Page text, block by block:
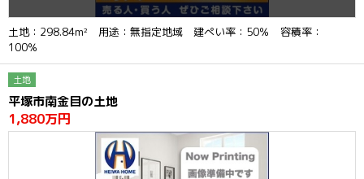
土地：298.84m² 用途：無指定地域 建ぺい率：50％ 容積率：
100％
土地
平塚市南金目の土地
1,880万円